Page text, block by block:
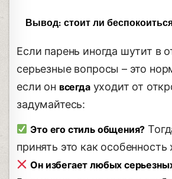
Вывод: стоит ли
Если парень иногда шутит в
серьезные вопросы – это
если он всегдауходит от
задумайтесь:
Это его стиль общения?
принять это как особенность
Он избегает любых